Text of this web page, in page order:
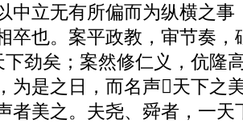
中立无有所偏而为纵横之
卒也。案平政教，审节奏，
下劲矣；案然修仁义，伉隆
为是之日，而名声天下之
者美之。夫尧、舜者，一天